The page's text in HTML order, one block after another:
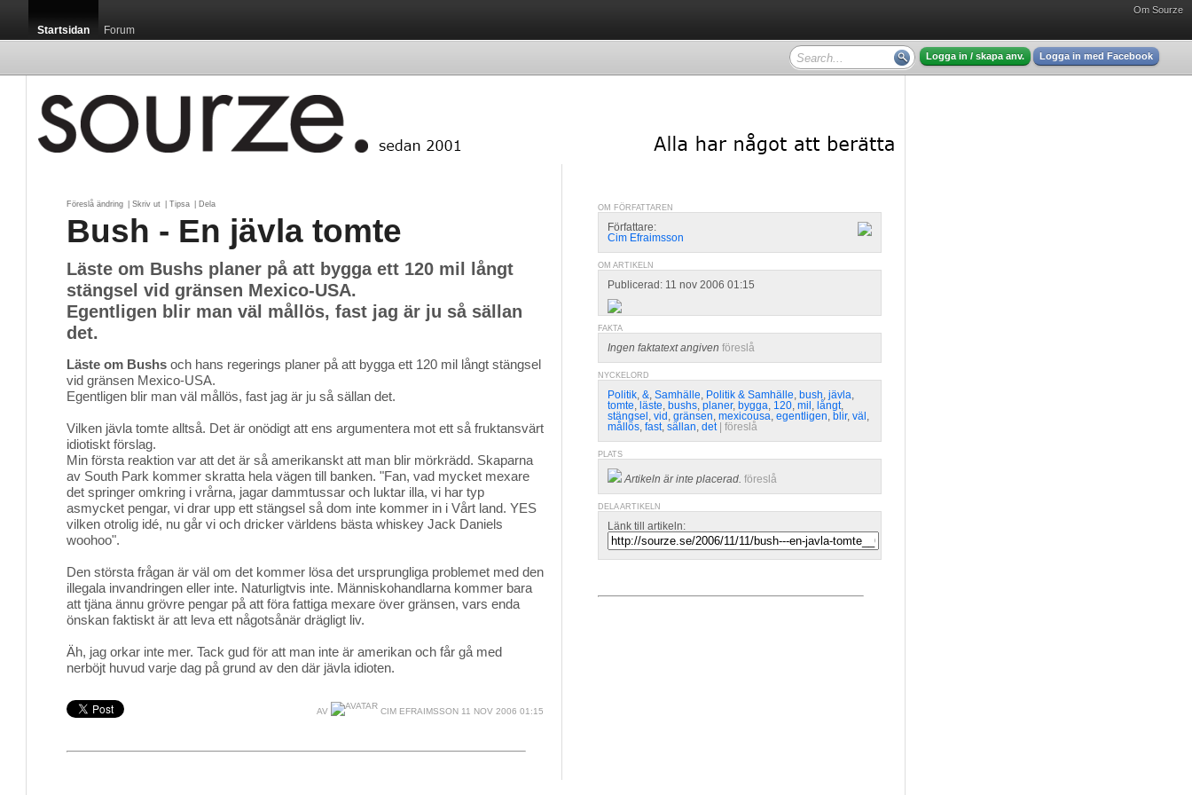
Om Sourze
Startsidan Forum
Logga in / skapa anv. Logga in med Facebook
Föreslå ändring Skriv ut Tipsa Dela
Bush - En jävla tomte
Läste om Bushs planer på att bygga ett 120 mil långt
stängsel vid gränsen Mexico-USA.
Egentligen blir man väl mållös, fast jag är ju så sällan
det.
Läste om Bushs och hans regerings planer på att bygga ett 120 mil långt stängsel
vid gränsen Mexico-USA.
Egentligen blir man väl mållös, fast jag är ju så sällan det.
Vilken jävla tomte alltså. Det är onödigt att ens argumentera mot ett så fruktansvärt
idiotiskt förslag.
Min första reaktion var att det är så amerikanskt att man blir mörkrädd. Skaparna
av South Park kommer skratta hela vägen till banken. "Fan, vad mycket mexare
det springer omkring i vrårna, jagar dammtussar och luktar illa, vi har typ
asmycket pengar, vi drar upp ett stängsel så dom inte kommer in i Vårt land. YES
vilken otrolig idé, nu går vi och dricker världens bästa whiskey Jack Daniels
woohoo".
Den största frågan är väl om det kommer lösa det ursprungliga problemet med den
illegala invandringen eller inte. Naturligtvis inte. Människohandlarna kommer bara
att tjäna ännu grövre pengar på att föra fattiga mexare över gränsen, vars enda
önskan faktiskt är att leva ett någotsånär drägligt liv.
Äh, jag orkar inte mer. Tack gud för att man inte är amerikan och får gå med
nerböjt huvud varje dag på grund av den där jävla idioten.
AV CIM EFRAIMSSON 11 NOV 2006 01:15
OM FÖRFATTAREN
Författare:
Cim Efraimsson
OM ARTIKELN
Publicerad: 11 nov 2006 01:15
FAKTA
Ingen faktatext angiven föreslå
NYCKELORD
Politik, &, Samhälle, Politik & Samhälle, bush, jävla,
tomte, läste, bushs, planer, bygga, 120, mil , långt,
stängsel , vid , gränsen, mexicousa, egentligen, blir, väl ,
mållös, fast, sällan, det föreslå
PLATS
Artikeln är inte placerad. föreslå
DELA ARTIKELN
Länk till artikeln: